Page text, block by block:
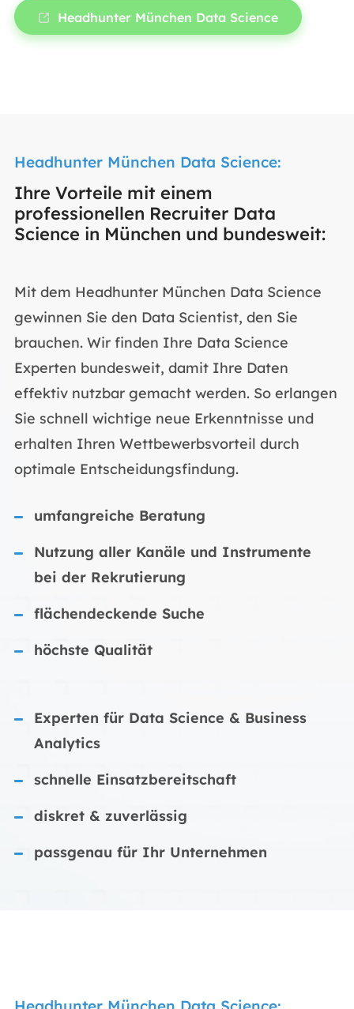
Headhunter München Data Science
Headhunter München Data Science:
Ihre Vorteile mit einem
professionellen Recruiter Data
Science in München und bundesweit:
Mit dem Headhunter München Data Science
gewinnen Sie den Data Scientist, den Sie
brauchen. Wir finden Ihre Data Science
Experten bundesweit, damit Ihre Daten
effektiv nutzbar gemacht werden. So erlangen
Sie schnell wichtige neue Erkenntnisse und
erhalten Ihren Wettbewerbsvorteil durch
optimale Entscheidungsfindung.
umfangreiche Beratung
Nutzung aller Kanäle und Instrumente
bei der Rekrutierung
flächendeckende Suche
höchste Qualität
Experten für Data Science & Business
Analytics
schnelle Einsatzbereitschaft
diskret & zuverlässig
passgenau für Ihr Unternehmen